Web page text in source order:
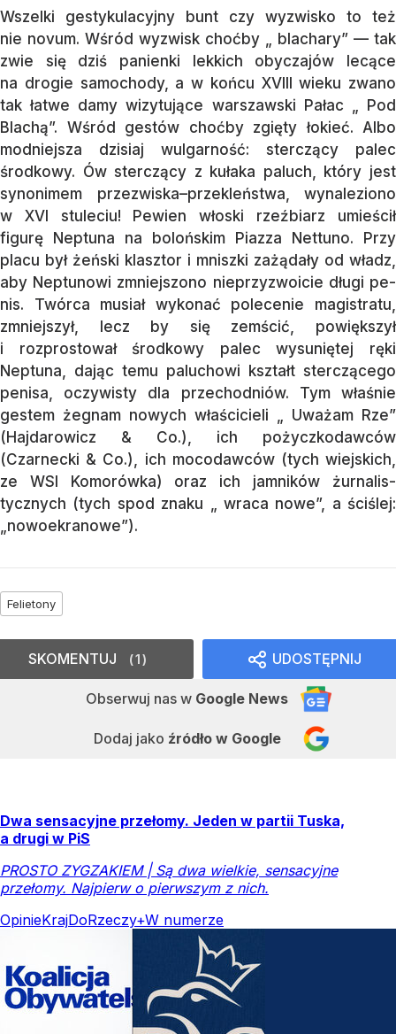
Wszelki gestykulacyjny bunt czy wy­zwi­sko to też
nie novum. Wśród wy­zwisk choć­by „ blachary” — tak
zwie się dziś pa­nien­ki lekkich obyczajów lecące
na drogie sa­mochody, a w końcu XVIII wieku zwa­no
tak łatwe damy wizytujące warszawski Pa­łac „ Pod
Blachą”. Wśród gestów choćby zgięty łokieć. Albo
modniejsza dzisiaj wul­garność: sterczący palec
środkowy. Ów sterczący z kułaka paluch, który jest
synonimem prze­zwiska–przekleństwa, wy­na­le­ziono
w XVI stuleciu! Pe­wien włoski rzeź­biarz umieścił
figurę Neptuna na bolońs­kim Piaz­za Nettuno. Przy
placu był żeński klasztor i mniszki zażądały od władz,
aby Nep­tu­no­wi zmniejszono nieprzyz­woi­cie dłu­­gi pe­
nis. Twórca musiał wykonać po­lecenie ma­gi­stra­tu,
zmniejszył, lecz by się zemścić, po­większył
i rozprostował środ­ko­wy palec wy­suniętej ręki
Neptuna, dając te­mu pa­lu­chowi kształt sterczącego
penisa, oczy­wis­ty dla przechodniów. Tym właś­nie
ges­tem żegnam nowych właś­ci­cieli „ Uwa­­żam Rze”
(Hajdarowicz & Co.), ich po­­życz­­ko­dawców
(Czarnecki & Co.), ich mo­codawców (tych wiejskich,
ze WSI Ko­mo­rówka) oraz ich jamników żurna­lis­
tycznych (tych spod zna­ku „ wra­ca no­we”, a ściś­lej:
„nowo­ekrano­we”).
Felietony
UDOSTĘPNIJ
Obserwuj nas w Google News
Dodaj jako źródło w Google
SKOMENTUJ 1
Dwa sensacyjne przełomy. Jeden w partii Tuska,
a drugi w PiS
PROSTO ZYGZAKIEM | Są dwa wielkie, sensacyjne
przełomy. Najpierw o pierwszym z nich.
OpinieKrajDoRzeczy+W numerze